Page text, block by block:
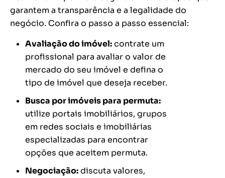
garantem a transparência e a legalidade do
negócio. Confira o passo a passo essencial:
Avaliação do imóvel:contrate um
profissional para avaliar o valor de
mercado do seu imóvel e defina o
tipo de imóvel que deseja receber.
Busca por imóveis para permuta:
utilize portais imobiliários, grupos
em redes sociais e imobiliárias
especializadas para encontrar
opções que aceitem permuta.
Negociação:discuta valores,